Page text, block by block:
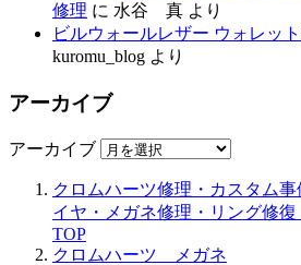
修理 に 水谷 真 より
ビルウォールレザー ウォレッ
kuromu_blog より
アーカイブ
アーカイブ
クロムハーツ修理・カスタム
イヤ・メガネ修理・リング修復
TOP
クロムハーツ メガネ